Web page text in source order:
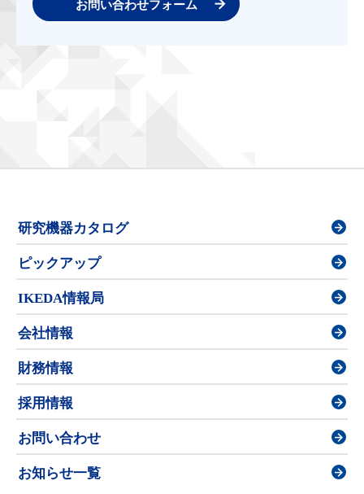
お問い合わせフォーム
研究機器カタログ
ピックアップ
IKEDA情報局
会社情報
財務情報
採用情報
お問い合わせ
お知らせ一覧